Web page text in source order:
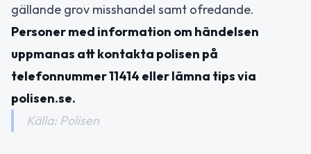
gällande grov misshandel samt ofredande.
Personer med information om händelsen
uppmanas att kontakta polisen på
telefonnummer 11414 eller lämna tips via
polisen.se.
Källa: Polisen